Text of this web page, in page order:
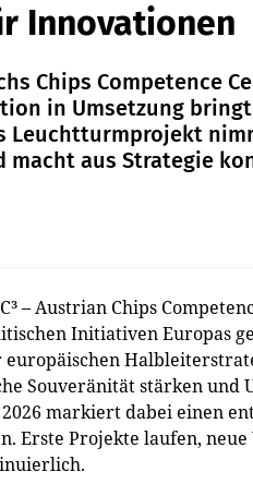
Innovationen
Chips Competence
in Umsetzung
Leuchtturmprojekt
macht aus Strategie
– Austrian Chips
Initiativen Europas
europäischen
Souveränität stärken und
markiert dabei einen
Erste Projekte laufen,